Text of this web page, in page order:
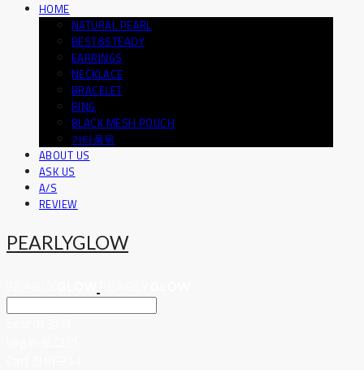
HOME
NATURAL PEARL
BEST&STEADY
EARRINGS
NECKLACE
BRACELET
RING
BLACK MESH POUCH
기타품목
ABOUT US
ASK US
A/S
REVIEW
PEARLYGLOW